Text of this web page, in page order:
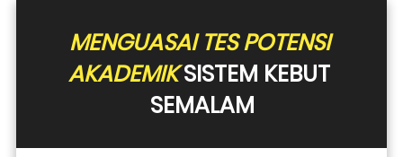
MENGUASAI TES POTENSI
AKADEMIK SISTEM KEBUT
SEMALAM